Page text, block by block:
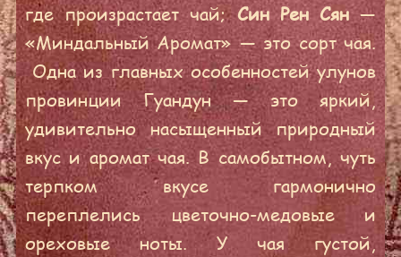
где произрастает чай;Син Рен Сян—
«Миндальный Аромат» — это сорт чая.
Одна из главных особенностей улунов
провинции Гуандун — это яркий,
удивительно насыщенный природный
вкус и аромат чая. В самобытном, чуть
терпком вкусе гармонично
переплелись цветочно-медовые и
ореховые ноты. У чая густой,